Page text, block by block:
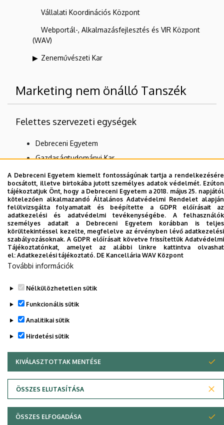
Vállalati Koordinációs Központ
Webportál-, Alkalmazásfejlesztés és VIR Központ
(WAV)
Zeneművészeti Kar
Marketing nem önálló Tanszék
Felettes szervezeti egységek
Debreceni Egyetem
Gazdaságtudományi Kar
Marketing és Kereskedelem Intézet
Dolgozói adatmódosítás igénylése a DE
telefonkönyvében|Külső személyek rögzítése a
DE telefonkönyvében|Súgó|Hibabejelentés
Szerzői jog © 2026 Unideb
A Debreceni Egyetem kiemelt fontosságúnak tartja a rendelkezésére
bocsátott, illetve birtokába jutott személyes adatok védelmét. Ezúton
tájékoztatjuk Önt, hogy a Debreceni Egyetem a 2018. május 25. napjától
kötelezően alkalmazandó Általános Adatvédelmi Rendelet alapján
felülvizsgálta folyamatait és beépítette a GDPR előírásait az
adatkezelési és adatvédelmi tevékenységébe. A felhasználók
személyes adatait a Debreceni Egyetem korábban is teljes
körültekintéssel kezelte, megfelelve az érvényben lévő adatkezelési
szabályozásoknak. A GDPR előírásait követve frissítettük Adatvédelmi
Tájékoztatónkat, amelyet az alábbi linkre kattintva olvashat
el: Adatkezelési tájékoztató. DE Kancellária WAV Központ
További információk
Nélkülözhetetlen sütik
Funkcionális sütik
Analitikai sütik
Hirdetési sütik
KIVÁLASZTOTTAK MENTÉSE
ÖSSZES ELUTASÍTÁSA
WITHDRAW CONSENT
ÖSSZES ELFOGADÁSA